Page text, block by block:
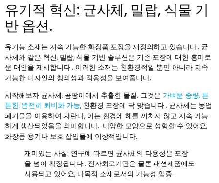
유기적 혁신: 균사체, 밀랍, 식물 기
반 옵션.
유기농 소재는 지속 가능한 화장품 포장을 재정의하고 있습니다.. 균
사체와 같은 혁신, 밀랍, 식물 기반 솔루션은 기존 포장에 대한 흥미로
운 대안을 제시합니다.. 이러한 소재는 친환경적일 뿐만 아니라 지속
가능한 디자인의 창의성과 적응성을 보여줍니다..
시작해보자 균사체, 곰팡이에서 추출한 물질. 그것은 가벼운 중량, 튼
튼한, 완전히 퇴비화 가능, 친환경 포장에 딱 맞습니다.. 균사체는 농업
폐기물을 이용하여 자란다, 이는 환경에 해를 끼치지 않고 지속 가능
하게 생산되었음을 의미합니다.. 다양한 모양으로 성형할 수 있어요,
화장품 용기나 보호 삽입물에 이상적입니다..
재미있는 사실: 연구에 따르면 균사체의 다용성은 포장
을 넘어 확장됩니다.. 전자회로기판은 물론 패션제품에도
사용되고 있어요, 다목적 소재로서의 가능성 입증.